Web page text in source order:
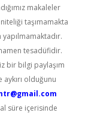
makaleler
taşımamakta
tesadüfidir.
bir bilgi paylaşım
olduğunu
süre içerisinde